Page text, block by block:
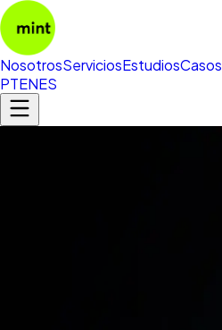
NosotrosServiciosEstudiosCasos
PTENES